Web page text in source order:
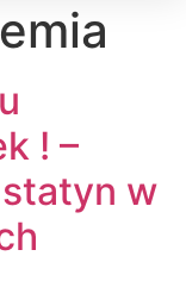
! –
w